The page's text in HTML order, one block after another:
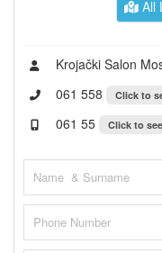
All
Krojački Salon
061 558
Click to
061 55 Click to see